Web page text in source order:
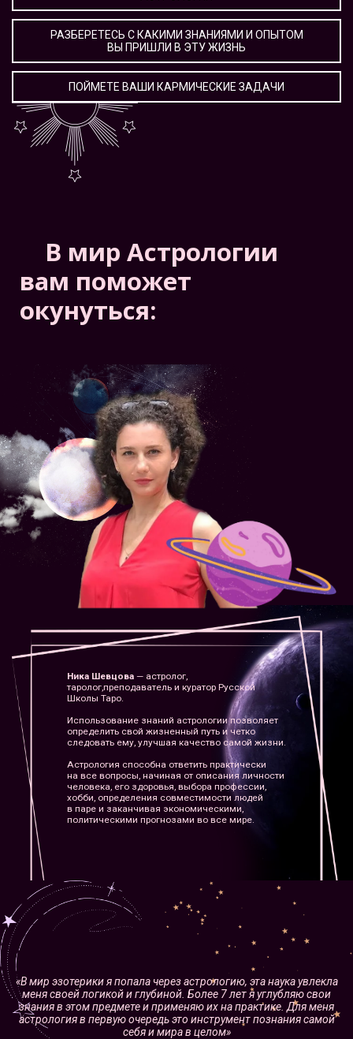
РАЗБЕРЕТЕСЬ С КАКИМИ ЗНАНИЯМИ И ОПЫТОМ
ВЫ ПРИШЛИ В ЭТУ ЖИЗНЬ
ПОЙМЕТЕ ВАШИ КАРМИЧЕСКИЕ ЗАДАЧИ
В мир Астрологии
вам поможет
окунуться:
Ника Шевцова — астролог,
таролог,преподаватель и куратор Русской
Школы Таро.
Использование знаний астрологии позволяет
определить свой жизненный путь и четко
следовать ему, улучшая качество самой жизни.
Астрология способна ответить практически
на все вопросы, начиная от описания личности
человека, его здоровья, выбора профессии,
хобби, определения совместимости людей
в паре и заканчивая экономическими,
политическими прогнозами во все мире.
«В мир эзотерики я попала через астрологию, эта наука увлекла
меня своей логикой и глубиной. Более 7 лет я углубляю свои
знания в этом предмете и применяю их на практике. Для меня
астрология в первую очередь это инструмент познания самой
себя и мира в целом»